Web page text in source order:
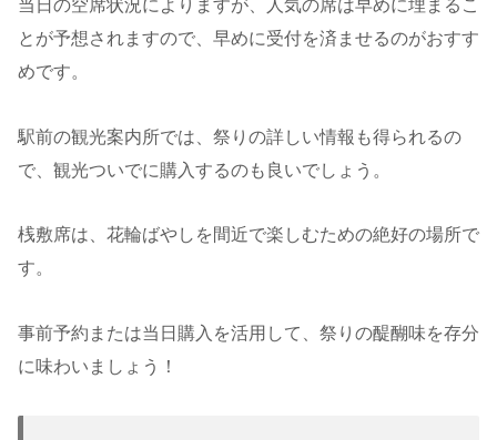
当日の空席状況によりますが、人気の席は早めに埋まるこ
とが予想されますので、早めに受付を済ませるのがおすす
めです。
駅前の観光案内所では、祭りの詳しい情報も得られるの
で、観光ついでに購入するのも良いでしょう。
桟敷席は、花輪ばやしを間近で楽しむための絶好の場所で
す。
事前予約または当日購入を活用して、祭りの醍醐味を存分
に味わいましょう！